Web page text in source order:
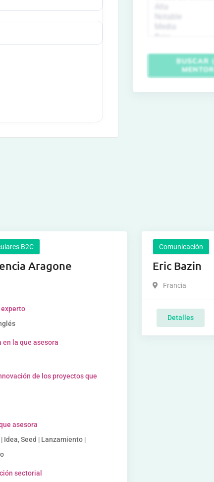
BUSCAR
B2C
Aragone
en la que asesora
de los proyectos que
asesora
Idea, Seed | Lanzamiento |
sectorial
Comunicación
Eric Bazin
Francia
Detalles